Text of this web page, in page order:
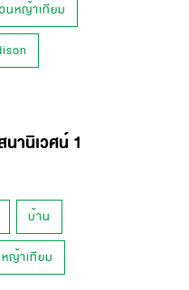
นหญ้าเทียม
านิเวศน์ 1
บ้าน
ญ้าเทียม